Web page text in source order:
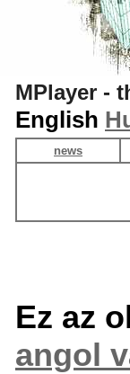
MPlayer -
English
news
Ez az
angol